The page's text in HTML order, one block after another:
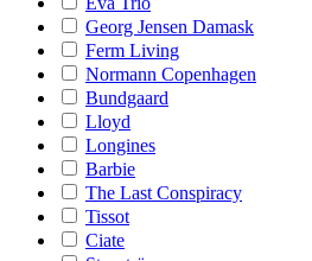
Georg Jensen Damask
Ferm Living
Normann Copenhagen
Bundgaard
Lloyd
Longines
Barbie
The Last Conspiracy
Tissot
Ciate